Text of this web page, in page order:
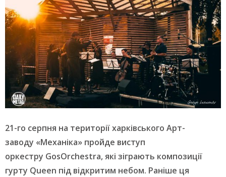
21-го серпня на території харківського Арт-
заводу «Механіка» пройде виступ
оркестру GosОrchestra, які зіграють композиції
гурту Queen під відкритим небом. Раніше ця